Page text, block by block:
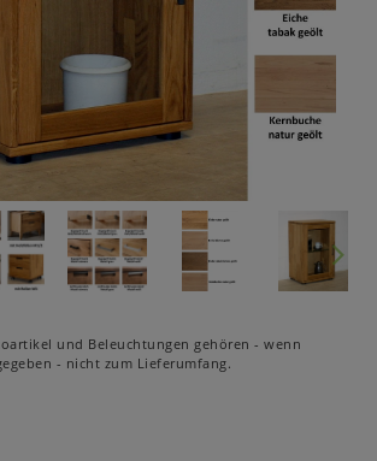
und Beleuchtungen gehören - wenn
- nicht zum Lieferumfang.